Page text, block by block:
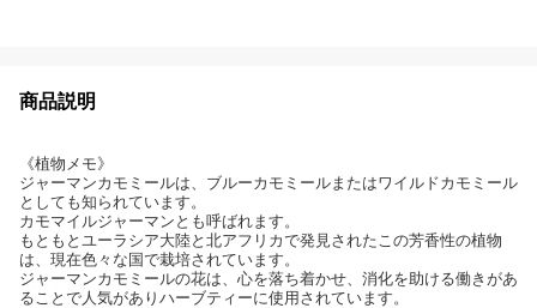
商品説明
《植物メモ》
ジャーマンカモミールは、ブルーカモミールまたはワイルドカモミール
としても知られています。
カモマイルジャーマンとも呼ばれます。
もともとユーラシア大陸と北アフリカで発見されたこの芳香性の植物
は、現在色々な国で栽培されています。
ジャーマンカモミールの花は、心を落ち着かせ、消化を助ける働きがあ
ることで人気がありハーブティーに使用されています。